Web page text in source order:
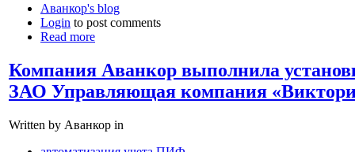
Аванкор's blog
Login to post comments
Read more
Компания Аванкор выполнила
ЗАО Управляющая компания
Written by Аванкор in